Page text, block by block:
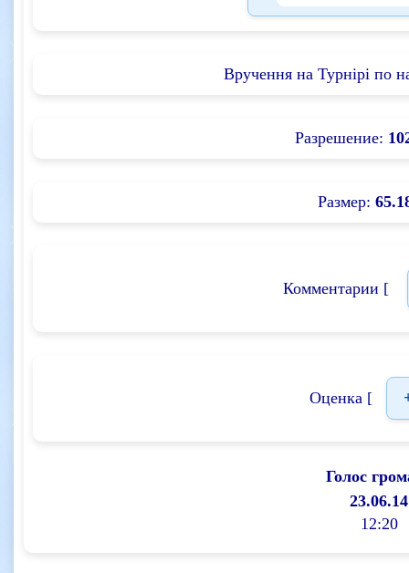
Вручення на Турнірі по
Разрешение:
Размер:
Комментарии [
Оценка [
Голос
23.06.14
12:20